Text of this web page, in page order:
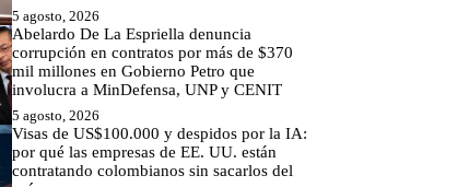
5 agosto, 2026
Abelardo De La Espriella denuncia
corrupción en contratos por más de $370
mil millones en Gobierno Petro que
involucra a MinDefensa, UNP y CENIT
5 agosto, 2026
Visas de US$100.000 y despidos por la IA:
por qué las empresas de EE. UU. están
contratando colombianos sin sacarlos del